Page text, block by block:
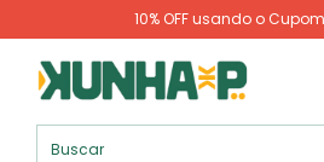
10% OFF usando o